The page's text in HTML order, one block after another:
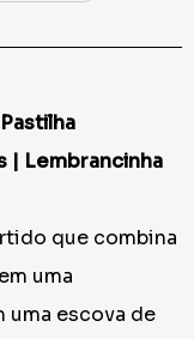
| Lembrancinha
que combina
uma
uma escova de